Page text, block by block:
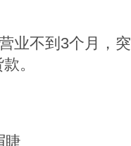
业不到3个月，
。
睫